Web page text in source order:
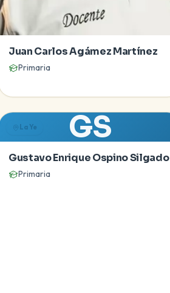
Juan Carlos Agámez Martínez
Primaria
GS
La Ye
Gustavo Enrique Ospino Silgado
Primaria